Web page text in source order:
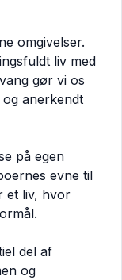
omgivelser.
liv med
gør vi os
anerkendt
på egen
evne til
et liv, hvor
del af
og